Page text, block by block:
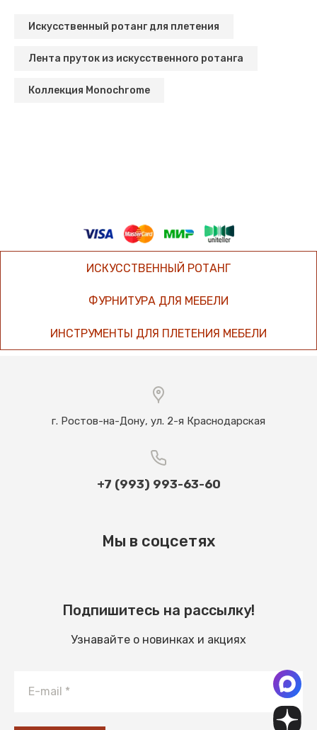
Искусственный ротанг для плетения
Лента пруток из искусственного ротанга
Коллекция Monochrome
ИСКУССТВЕННЫЙ РОТАНГ
ФУРНИТУРА ДЛЯ МЕБЕЛИ
ИНСТРУМЕНТЫ ДЛЯ ПЛЕТЕНИЯ МЕБЕЛИ
г. Ростов-на-Дону, ул. 2-я Краснодарская
+7 (993) 993-63-60
Мы в соцсетях
Подпишитесь на рассылку!
Узнавайте о новинках и акциях